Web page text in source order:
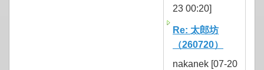
23 00:20]
Re: 太郎坊
（260720）
nakanek [07-20